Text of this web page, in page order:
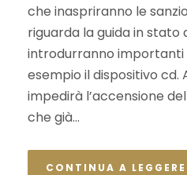
che inaspriranno le
riguarda la guida in stato
introdurranno
esempio il dispositivo cd.
impedirà l’accensione
che già...
CONTINUA A LEGGERE